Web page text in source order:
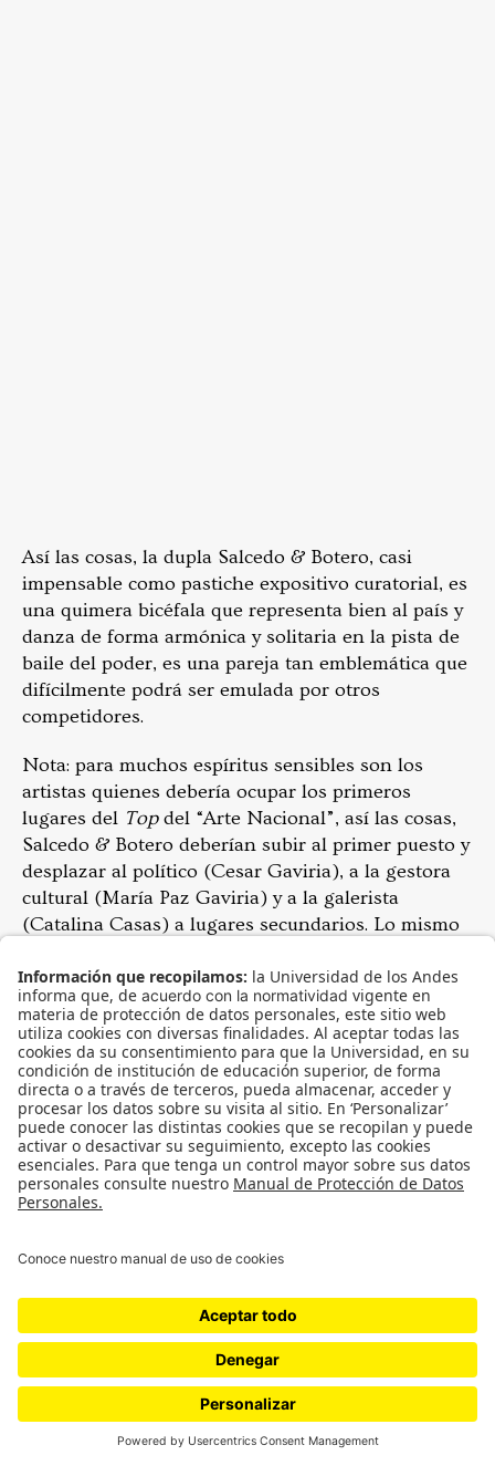
Así las cosas, la dupla Salcedo & Botero, casi
impensable como pastiche expositivo curatorial, es
una quimera bicéfala que representa bien al país y
danza de forma armónica y solitaria en la pista de
baile del poder, es una pareja tan emblemática que
difícilmente podrá ser emulada por otros
competidores.
Nota: para muchos espíritus sensibles son los
artistas quienes debería ocupar los primeros
lugares del Topdel “Arte Nacional”, así las cosas,
Salcedo & Botero deberían subir al primer puesto y
desplazar al político (Cesar Gaviria), a la gestora
cultural (María Paz Gaviria) y a la galerista
(Catalina Casas) a lugares secundarios. Lo mismo
quien, a pesar de tener un hermano en “la rosca”
(Theo era galerísta alternativo), no logró
reconocimiento alguno en términos de valor y
precio, no registró en la academia ni el mercado y
menos en un hipotéticoTopde su momento; tal
vez si un político, un gestor o un galerísta de
prestigio hubieran apostado por Van Gogh cuando
estaban produciendo, algo se habría sumado a la
cadena de valor (y/o precio) y la historia sería otra.
Ignorados en vida, hoy los hermanos Van Gogh
nunca recibieron y fue solo hasta que una mujer,
Jo van Gogh-Bonger, la viuda de Theo, quien
batalló la indiferencia y el machismo durante
décadas, que gracias a los esfuerzos de ella el
mundo supo valorar y apreciar la obra de su
¿Dónde esta la bolita? ¿Quién tiene del poder?